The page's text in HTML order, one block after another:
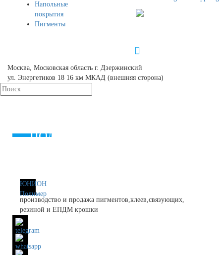
Напольные
покрытия
Пигменты
Москва, Московская область г. Дзержинский
ул. Энергетиков 18 16 км МКАД (внешняя сторона)
ПОЛИТИКА В ОТНОШЕНИИ
ЮНИОН
Полимер
производство и продажа пигментов,клеев,связующих,
резиной и ЕПДМ крошки